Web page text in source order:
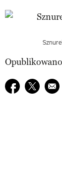
Udostępnij na
E-